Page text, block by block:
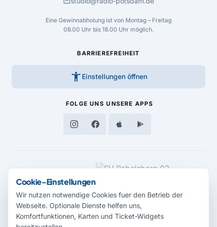
Eine Gewinnabholung ist von Montag – Freitag
08.00 Uhr bis 18.00 Uhr möglich.
BARRIEREFREIHEIT
accessibility_new Einstellungen öffnen
FOLGE UNS UNSERE APPS
MEDIENPARTNER
Cookie-Einstellungen
Wir nutzen notwendige Cookies fuer den Betrieb der
Webseite. Optionale Dienste helfen uns,
Komfortfunktionen, Karten und Ticket-Widgets